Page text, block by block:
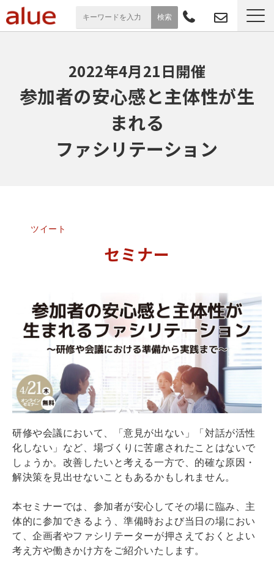
導入事例
お役立ち情報
セミナー
2022年4月21日開催
参加者の安心感と主体性が生
まれる
ファシリテーション
ツイート
セミナー
研修や会議において、「意見が出ない」「対話が活性
化しない」など、場づくりに苦慮されたことはないで
しょうか。改善したいと考える一方で、的確な原因・
解決策を見出せないこともあるかもしれません。
本セミナーでは、参加者が安心してその場に臨み、主
体的に参加できるよう、準備時および当日の場におい
て、企画者やファシリテーターが押さえておくとよい
考え方や働きかけ方をご紹介いたします。